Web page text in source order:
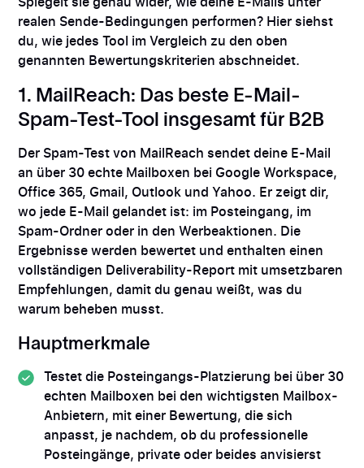
realen Sende-Bedingungen performen? Hier siehst
du, wie jedes Tool im Vergleich zu den oben
genannten Bewertungskriterien abschneidet.
1. MailReach: Das beste E-Mail-
Spam-Test-Tool insgesamt für B2B
Der Spam-Test von MailReach sendet deine E-Mail
an über 30 echte Mailboxen bei Google Workspace,
Office 365, Gmail, Outlook und Yahoo. Er zeigt dir,
wo jede E-Mail gelandet ist: im Posteingang, im
Spam-Ordner oder in den Werbeaktionen. Die
Ergebnisse werden bewertet und enthalten einen
vollständigen Deliverability-Report mit umsetzbaren
Empfehlungen, damit du genau weißt, was du
warum beheben musst.
Hauptmerkmale
Testet die Posteingangs-Platzierung bei über 30
echten Mailboxen bei den wichtigsten Mailbox-
Anbietern, mit einer Bewertung, die sich
anpasst, je nachdem, ob du professionelle
Posteingänge, private oder beides anvisierst